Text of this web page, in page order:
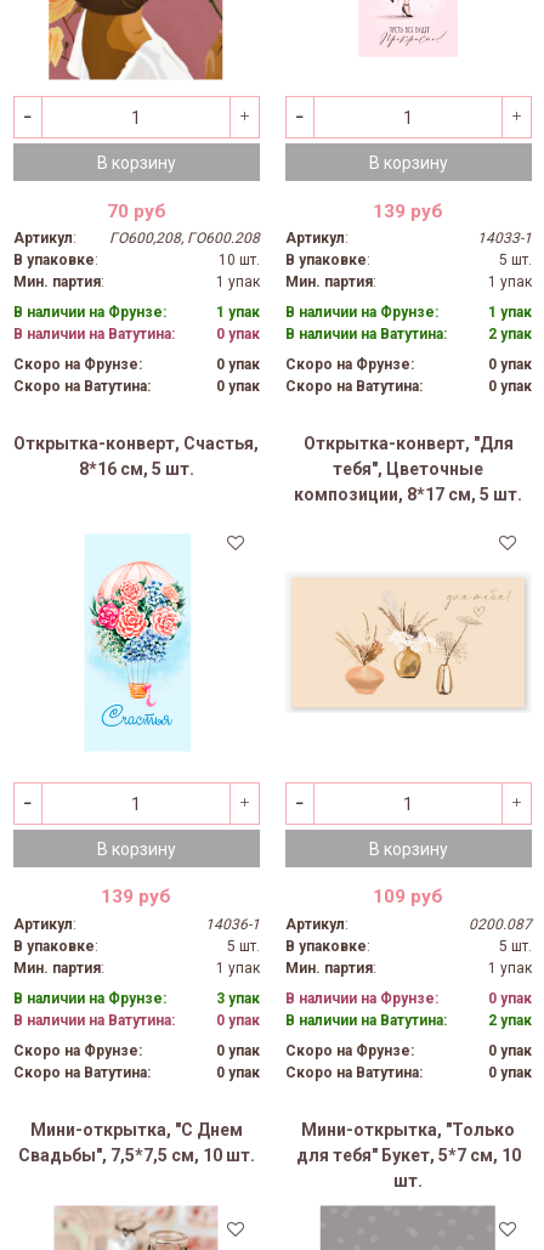
В корзину
70 руб
Артикул:
ГО600,208, ГО600.208
В упаковке:
10 шт.
Мин. партия:
1 упак
В наличии на Фрунзе:
1 упак
В наличии на Ватутина:
0 упак
Скоро на Фрунзе:
0 упак
Скоро на Ватутина:
0 упак
В корзину
139 руб
Артикул:
14033-1
В упаковке:
5 шт.
Мин. партия:
1 упак
В наличии на Фрунзе:
1 упак
В наличии на Ватутина:
2 упак
Скоро на Фрунзе:
0 упак
Скоро на Ватутина:
0 упак
Открытка-конверт, Счастья,
8*16 см, 5 шт.
В корзину
139 руб
Артикул:
14036-1
В упаковке:
5 шт.
Мин. партия:
1 упак
В наличии на Фрунзе:
3 упак
В наличии на Ватутина:
0 упак
Скоро на Фрунзе:
0 упак
Скоро на Ватутина:
0 упак
Открытка-конверт, "Для
тебя", Цветочные
композиции, 8*17 см, 5 шт.
В корзину
109 руб
Артикул:
0200.087
В упаковке:
5 шт.
Мин. партия:
1 упак
В наличии на Фрунзе:
0 упак
В наличии на Ватутина:
2 упак
Скоро на Фрунзе:
0 упак
Скоро на Ватутина:
0 упак
Мини-открытка, "С Днем
Свадьбы", 7,5*7,5 см, 10 шт.
Мини-открытка, "Только
для тебя" Букет, 5*7 см, 10
шт.